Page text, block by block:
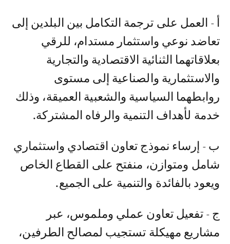
أ - العمل على ترجمة التكامل بين البلدين إلى
تعاضد نوعي واستثمار مستدام، للرقي
بعلاقاتهما الثنائية الاقتصادية والتجارية
والاستثمارية والصناعية إلى مستوى
روابطهما السياسية والشعبية العميقة، وذلك
خدمة لأهداف التنمية والرفاه المشتركة.
ب - إرساء نموذج تعاون اقتصادي واستثماري
شامل ومتوازن، منفتح على القطاع الخاص
ويعود بالفائدة والتنمية على الجميع.
ج - تفعيل تعاون عملي وملموس، عبر
مشاريع مهيكلة تستجيب لمصالح الطرفين،